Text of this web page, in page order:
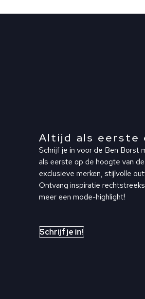
Altijd als eerste
Schrijf je in voor de Ben Borst
als eerste op de hoogte van
exclusieve merken, stijlvolle
Ontvang inspiratie
meer een mode-highlight!
Schrijf je in!